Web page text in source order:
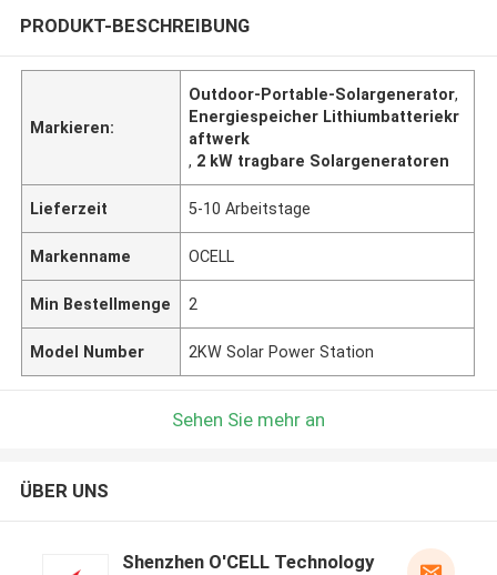
PRODUKT-BESCHREIBUNG
Markieren:
Outdoor-Portable-Solargenerator,
Energiespeicher Lithiumbatteriekr
aftwerk
, 2 kW tragbare Solargeneratoren
Lieferzeit 5-10 Arbeitstage
Markenname OCELL
Min Bestellmenge 2
Model Number 2KW Solar Power Station
Sehen Sie mehr an
ÜBER UNS
Shenzhen O'CELL Technology